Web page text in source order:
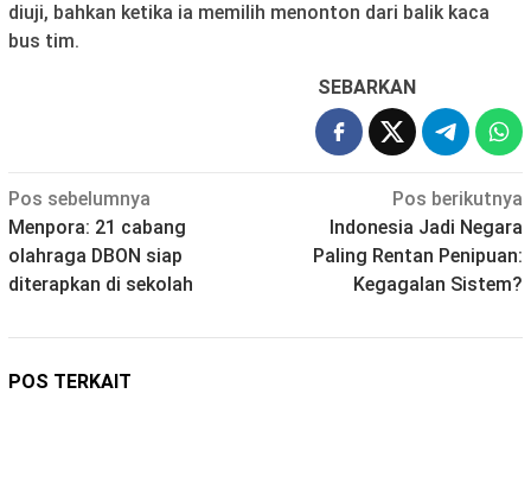
diuji, bahkan ketika ia memilih menonton dari balik kaca
bus tim.
SEBARKAN
Navigasi
pos
Pos sebelumnya
Menpora: 21 cabang
olahraga DBON siap
diterapkan di sekolah
Pos berikutnya
Indonesia Jadi Negara
Paling Rentan Penipuan:
Kegagalan Sistem?
POS TERKAIT